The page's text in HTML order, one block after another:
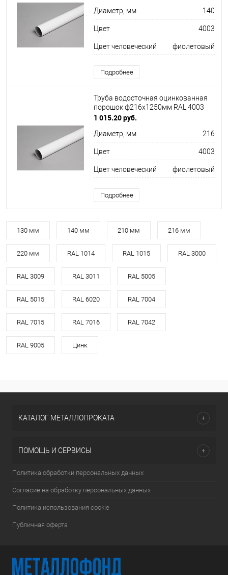
Диаметр, мм 140
Цвет 4003
Цвет человеческий фиолетовый
Подробнее
Труба водосточная оцинкованная
порошок ф216х1250мм RAL 4003
1 015.20 руб.
Диаметр, мм 216
Цвет 4003
Цвет человеческий фиолетовый
Подробнее
130 мм 140 мм 210 мм 216 мм
220 мм RAL 1014 RAL 1015 RAL 3000
RAL 3009 RAL 3011 RAL 5005
RAL 5015 RAL 6020 RAL 7004
RAL 7015 RAL 7016 RAL 7042
RAL 9005 Цинк
КАТАЛОГ МЕТАЛЛОПРОКАТА
ПОМОЩЬ И СЕРВИСЫ
Политика обработки персональных данных
Согласие на обработку персональных данных
Политика использования cookie
Публичная оферта